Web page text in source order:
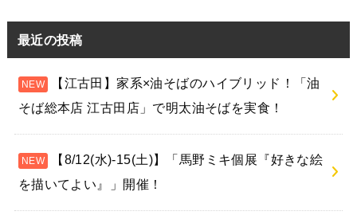
最近の投稿
【江古田】家系×油そばのハイブリッド！「油
そば総本店 江古田店」で明太油そばを実食！
【8/12(水)-15(土)】「馬野ミキ個展『好きな絵
を描いてよい』」開催！